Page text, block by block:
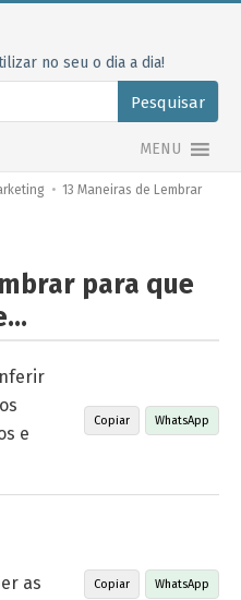
no seu o dia a dia!
Pesquisar
MENU
• 13 Maneiras de Lembrar
para que
e
Copiar WhatsApp
as
Copiar WhatsApp